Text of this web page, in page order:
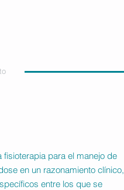
para el manejo de
en un razonamiento clínico,
entre los que se